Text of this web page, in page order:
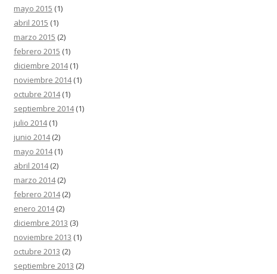
mayo 2015 (1)
abril 2015 (1)
marzo 2015 (2)
febrero 2015 (1)
diciembre 2014(1)
noviembre 2014(1)
octubre 2014(1)
septiembre 2014(1)
julio 2014(1)
junio 2014(2)
mayo 2014(1)
abril 2014(2)
marzo 2014(2)
febrero 2014(2)
enero 2014(2)
diciembre 2013 (3)
noviembre 2013 (1)
octubre 2013 (2)
septiembre 2013 (2)